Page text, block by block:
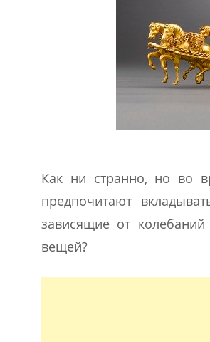
Как ни странно, но во
предпочитают
зависящие от
вещей?